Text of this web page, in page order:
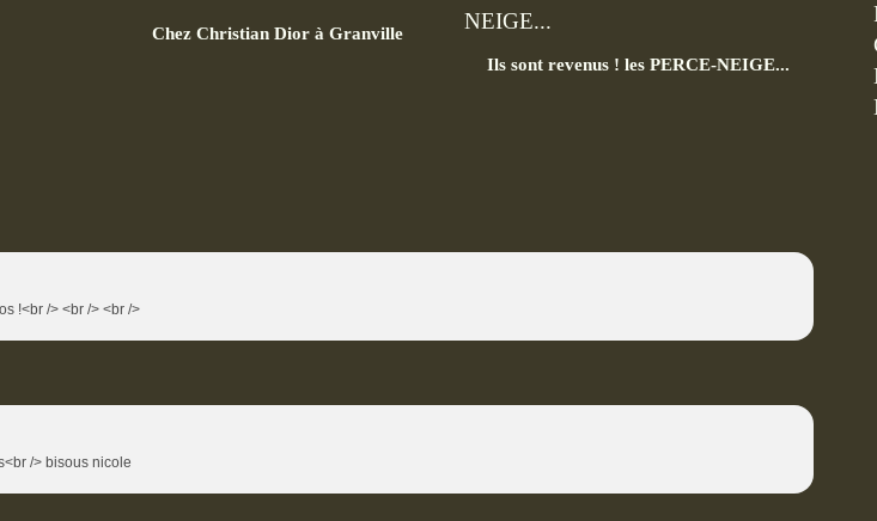
Chez Christian Dior à Granville
Ils sont revenus ! les PERCE-NEIGE...
!<br /> <br /> <br />
/> bisous nicole